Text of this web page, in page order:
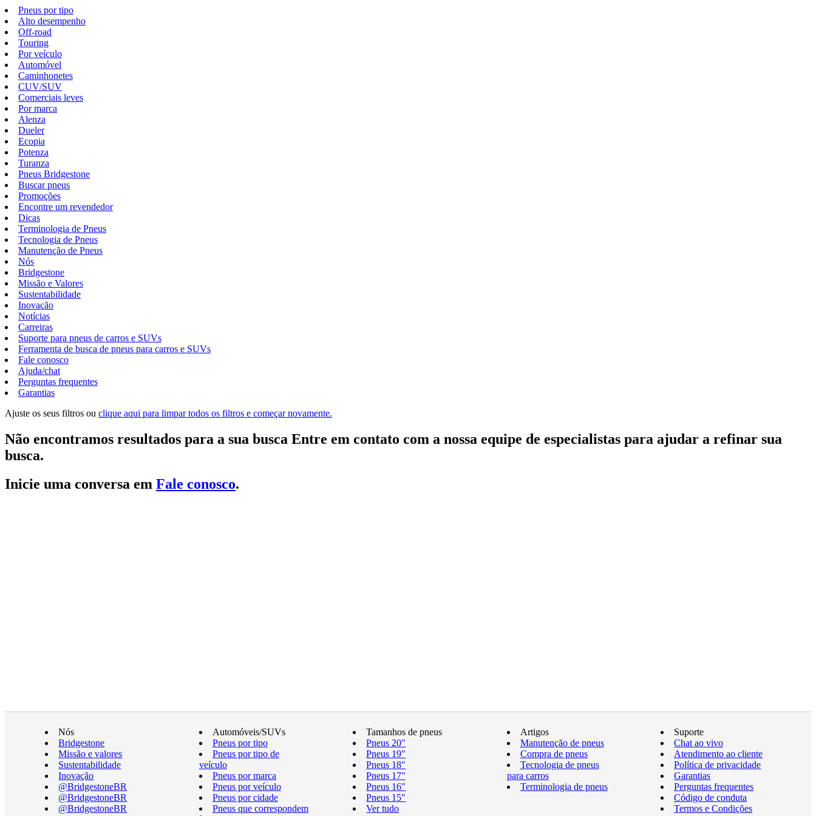
Pneus por tipo
Alto desempenho
Off-road
Touring
Por veículo
Automóvel
Caminhonetes
CUV/SUV
Comerciais leves
Por marca
Alenza
Dueler
Ecopia
Potenza
Turanza
Pneus Bridgestone
Buscar pneus
Promoções
Encontre um revendedor
Dicas
Terminologia de Pneus
Tecnologia de Pneus
Manutenção de Pneus
Nós
Bridgestone
Missão e Valores
Sustentabilidade
Inovação
Notícias
Carreiras
Suporte para pneus de carros e SUVs
Ferramenta de busca de pneus para carros e SUVs
Fale conosco
Ajuda/chat
Perguntas frequentes
Garantias
Ajuste os seus filtros ou clique aqui para limpar todos os filtros e começar novamente.
Não encontramos resultados para a sua busca Entre em contato com a nossa equipe de especialistas para ajudar a refinar sua
busca.
Inicie uma conversa em Fale conosco.
Nós
Bridgestone
Missão e valores
Sustentabilidade
Inovação
@BridgestoneBR
@BridgestoneBR
@BridgestoneBR
Automóveis/SUVs
Pneus por tipo
Pneus por tipo de
veículo
Pneus por marca
Pneus por veículo
Pneus por cidade
Pneus que correspondem
Tamanhos de pneus
Pneus 20"
Pneus 19"
Pneus 18"
Pneus 17"
Pneus 16"
Pneus 15"
Ver tudo
Artigos
Manutenção de pneus
Compra de pneus
Tecnologia de pneus
para carros
Terminologia de pneus
Suporte
Chat ao vivo
Atendimento ao cliente
Política de privacidade
Garantias
Perguntas frequentes
Código de conduta
Termos e Condições